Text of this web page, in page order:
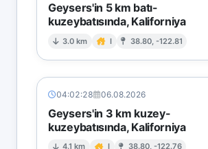
Geysers'in 5 km batı-
kuzeybatısında, Kaliforniya
3.0 km I 38.80, -122.81
04:02:28 06.08.2026
Geysers'in 3 km kuzey-
kuzeybatısında, Kaliforniya
4.1 km I 38.80, -122.76